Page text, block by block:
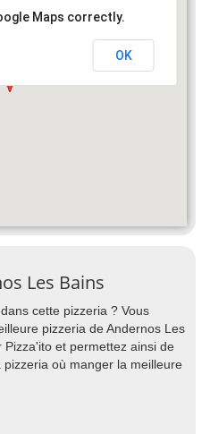
Maps correctly.
OK
Les Bains
cette pizzeria ? Vous
pizzeria de Andernos Les
et permettez ainsi de
où manger la meilleure